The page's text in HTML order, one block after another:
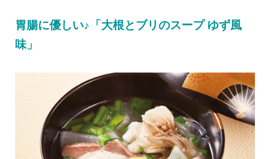
胃腸に優しい♪「大根とブリのスープ ゆず風
味」